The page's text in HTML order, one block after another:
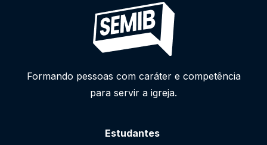
Formando pessoas com caráter e competência
para servir a igreja.
Estudantes